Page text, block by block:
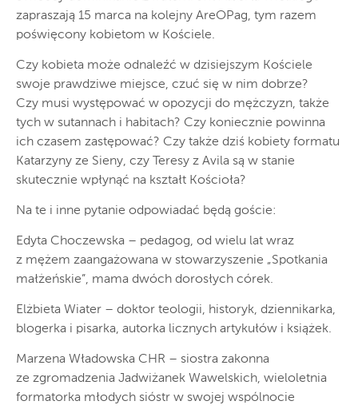
zapraszają 15 marca na kolejny AreOPag, tym razem
poświęcony kobietom w Kościele.
Czy kobieta może odnaleźć w dzisiejszym Kościele
swoje prawdziwe miejsce, czuć się w nim dobrze?
Czy musi występować w opozycji do mężczyzn, także
tych w sutannach i habitach? Czy koniecznie powinna
ich czasem zastępować? Czy także dziś kobiety formatu
Katarzyny ze Sieny, czy Teresy z Avila są w stanie
skutecznie wpłynąć na kształt Kościoła?
Na te i inne pytanie odpowiadać będą goście:
Edyta Choczewska – pedagog, od wielu lat wraz
z mężem zaangażowana w stowarzyszenie „Spotkania
małżeńskie”, mama dwóch dorosłych córek.
Elżbieta Wiater – doktor teologii, historyk, dziennikarka,
blogerka i pisarka, autorka licznych artykułów i książek.
Marzena Władowska CHR – siostra zakonna
ze zgromadzenia Jadwiżanek Wawelskich, wieloletnia
formatorka młodych sióstr w swojej wspólnocie